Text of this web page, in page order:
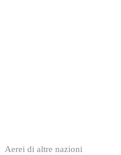
Aerei di altre nazioni